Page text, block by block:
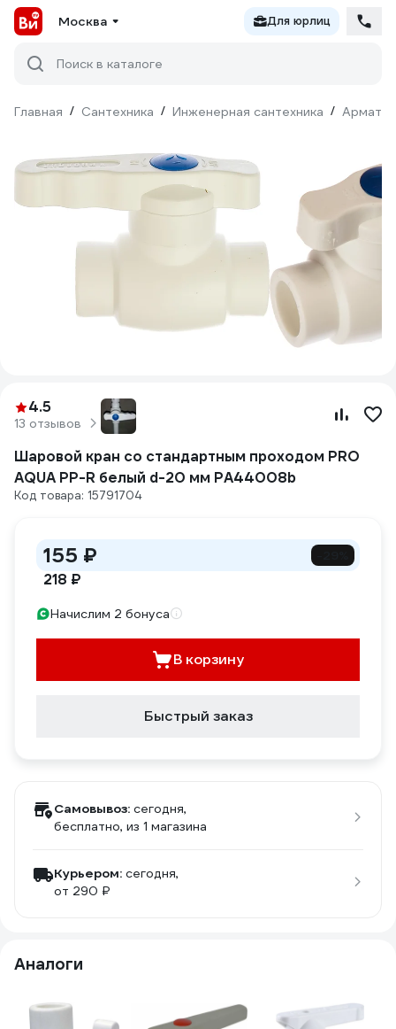
Москва Для юрлиц
Поиск в каталоге
Главная / Сантехника / Инженерная сантехника /
4.5
13 отзывов
Шаровой кран со стандартным проходом PRO
AQUA PP-R белый d-20 мм PA44008b
Код товара: 15791704
155 ₽
218 ₽
Начислим 2 бонуса
В корзину
Быстрый заказ
Самовывоз: сегодня,
бесплатно, из 1 магазина
Курьером: сегодня,
от 290 ₽
Аналоги